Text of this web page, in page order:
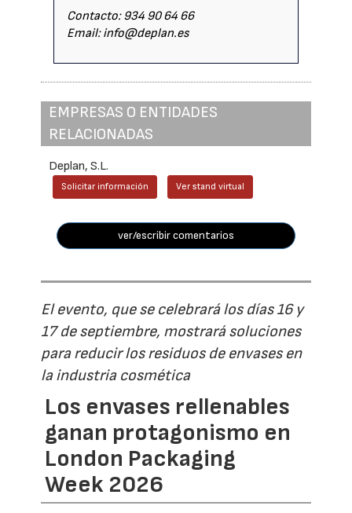
Contacto: 934 90 64 66
Email: info@deplan.es
EMPRESAS O ENTIDADES
RELACIONADAS
Deplan, S.L.
Solicitar información Ver stand virtual
ver/escribir comentarios
El evento, que se celebrará los días 16 y
17 de septiembre, mostrará soluciones
para reducir los residuos de envases en
la industria cosmética
Los envases rellenables
ganan protagonismo en
London Packaging
Week 2026